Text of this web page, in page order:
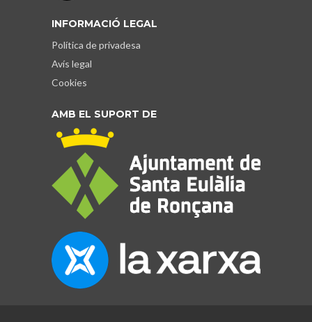
INFORMACIÓ LEGAL
Política de privadesa
Avís legal
Cookies
AMB EL SUPORT DE